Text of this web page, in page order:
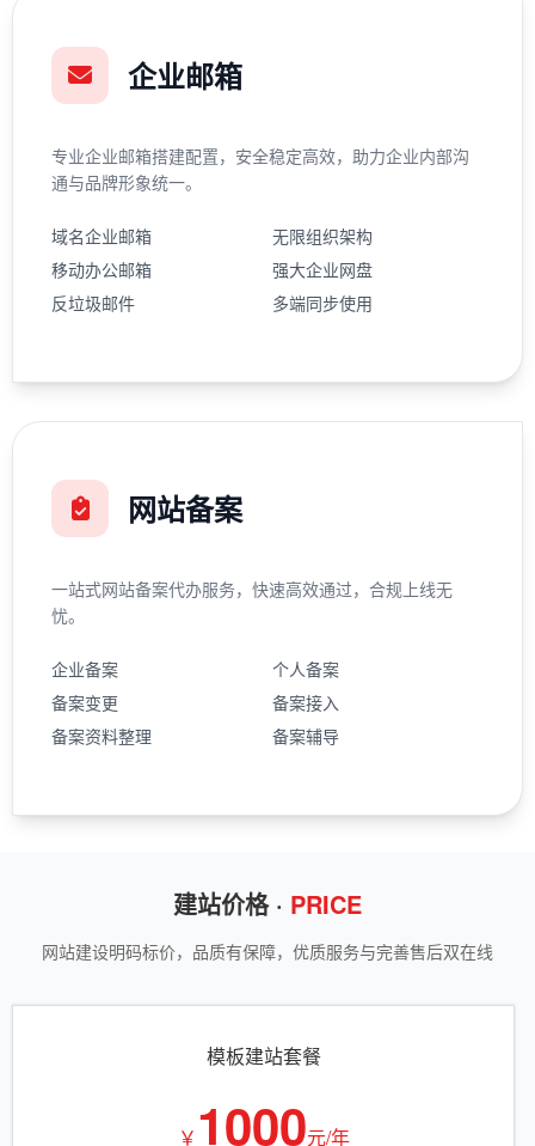
企业邮箱
专业企业邮箱搭建配置，安全稳定高效，助力企业内部沟
通与品牌形象统一。
域名企业邮箱
无限组织架构
移动办公邮箱
强大企业网盘
反垃圾邮件
多端同步使用
网站备案
一站式网站备案代办服务，快速高效通过，合规上线无
忧。
企业备案
个人备案
备案变更
备案接入
备案资料整理
备案辅导
建站价格 · PRICE
网站建设明码标价，品质有保障，优质服务与完善售后双在线
模板建站套餐
￥ 1000元/年